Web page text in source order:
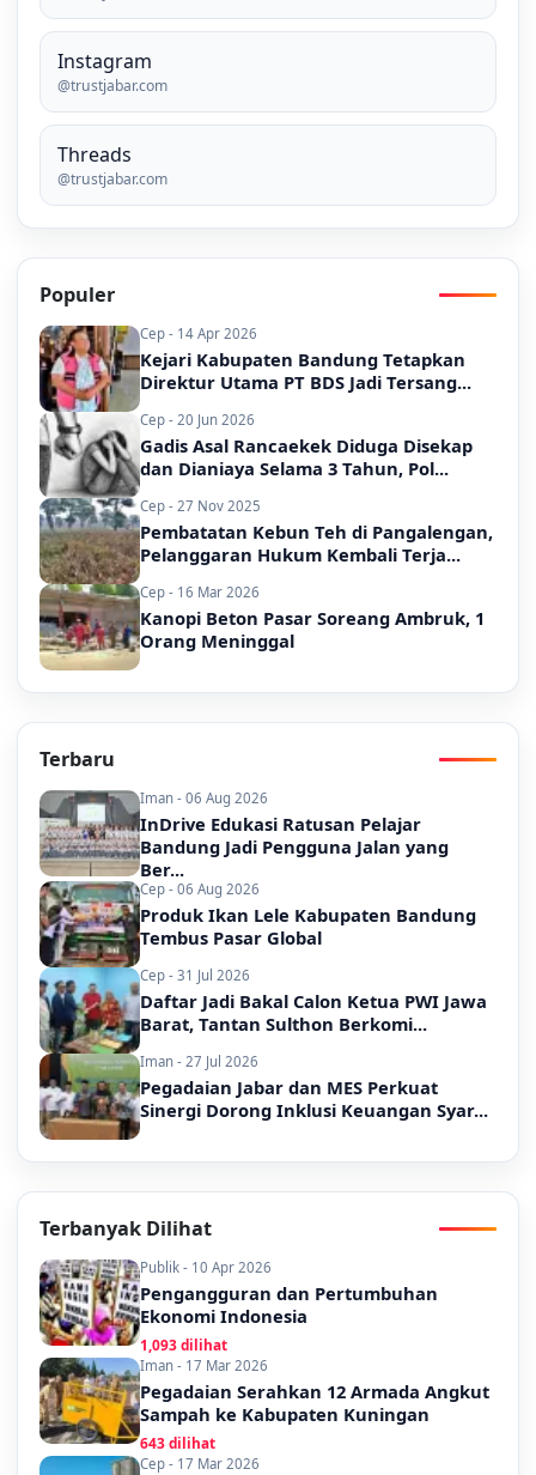
Instagram
@trustjabar.com
Threads
@trustjabar.com
Populer
Cep - 14 Apr 2026
Kejari Kabupaten Bandung Tetapkan
Direktur Utama PT BDS Jadi Tersang...
Cep - 20 Jun 2026
Gadis Asal Rancaekek Diduga Disekap
dan Dianiaya Selama 3 Tahun, Pol...
Cep - 27 Nov 2025
Pembatatan Kebun Teh di Pangalengan,
Pelanggaran Hukum Kembali Terja...
Cep - 16 Mar 2026
Kanopi Beton Pasar Soreang Ambruk, 1
Orang Meninggal
Terbaru
Iman - 06 Aug 2026
InDrive Edukasi Ratusan Pelajar
Bandung Jadi Pengguna Jalan yang
Ber...
Cep - 06 Aug 2026
Produk Ikan Lele Kabupaten Bandung
Tembus Pasar Global
Cep - 31 Jul 2026
Daftar Jadi Bakal Calon Ketua PWI Jawa
Barat, Tantan Sulthon Berkomi...
Iman - 27 Jul 2026
Pegadaian Jabar dan MES Perkuat
Sinergi Dorong Inklusi Keuangan Syar...
Terbanyak Dilihat
Publik - 10 Apr 2026
Pengangguran dan Pertumbuhan
Ekonomi Indonesia
1,093 dilihat
Iman - 17 Mar 2026
Pegadaian Serahkan 12 Armada Angkut
Sampah ke Kabupaten Kuningan
643 dilihat
Cep - 17 Mar 2026